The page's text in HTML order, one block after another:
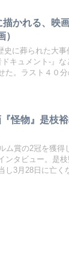
かれる、映
史に葬られた大
キュメント-』
。ラスト４０
怪物』是枝
ム賞の2冠を獲得
ンタビュー。是
3月28日に亡く